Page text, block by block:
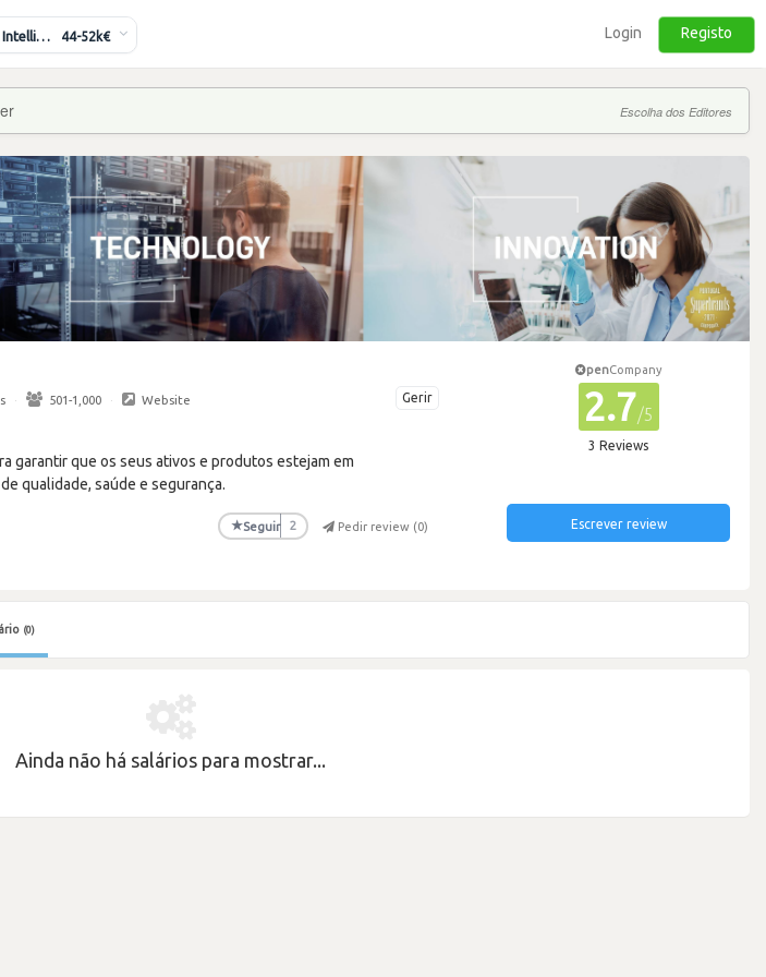
Artificial Intelligence Engineer 44-52k€ Login Registo
Escolha dos Editores
Gerir
· 501-1,000 · Website
garantir que os seus ativos e produtos estejam em
qualidade, saúde e segurança.
★Seguir 2 Pedir review (0)
penCompany
2.7/5
3 Reviews
Escrever review
(0)
Ainda não há salários para mostrar...